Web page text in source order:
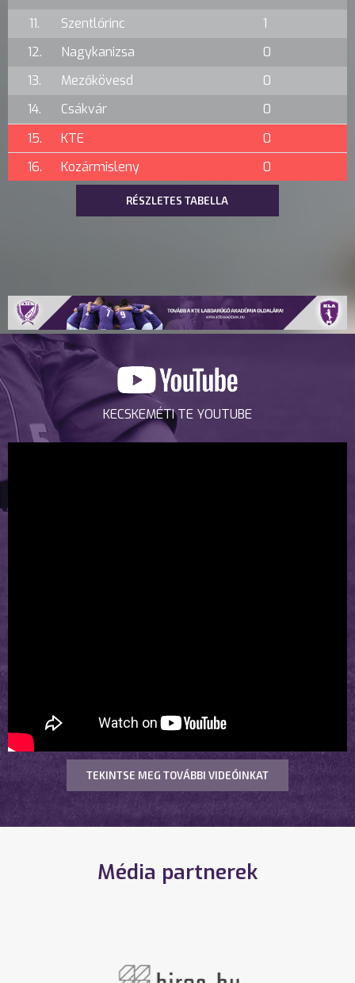
11.
Szentlőrinc
1
12.
Nagykanizsa
0
13.
Mezőkövesd
0
14.
Csákvár
0
15.
KTE
0
16.
Kozármisleny 0
RÉSZLETES TABELLA
KECSKEMÉTI TE YOUTUBE
TEKINTSE MEG TOVÁBBI VIDEÓINKAT
Média partnerek